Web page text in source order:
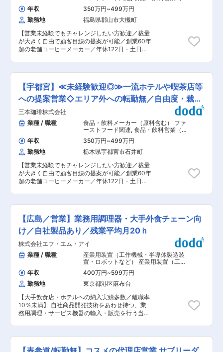
組み化を進めています。 ■同社の魅力 創業60年
以上の老舗コーヒーメーカーです。飲食店やカフ
ェ、ホテル、スーパー向けなど各種コーヒー豆の
製造・販売を中心に、商業施設向けの飲料自販機
の運営・管理、自社コーヒーを使用した直営カフ
ェやレストランなどの飲食事業など、多様な事業
す。 競合他社は価格で勝負をしている中、同社は
価格ではなくお客様のコンセプトに合った商品を
一番話を聞いてくれた」とお言葉をいただくこと
もあり、お客様からの信頼も非常に厚いです。更
なる成長に向けて一緒に進んでいける仲間を募集
しています。 変更の範囲：会社の定める業務
関係性を持ち、仲良くなると新出店や新メニュー
開発等で頼って頂くことも多く、非常に介在価値
の高い営業ができます。 ※その他、新規顧客開拓
などを行うメンバーもおり、営業スタイルに関し
ては自由度高い環境です。 ■担当顧客 アジアで
トップのレストラン、5つ星ホテル、個人経営の
喫茶店などのオーナー、料理長、仕入担当といっ
たお客様と商談を行います。 ■将来のキャリアパ
ですが、実力次第で最短2年で支店長をお任せす
るケースもあります。支店長として、通常の営業
も行いながら、メンバーの育成、営業所の売上管
理、営業戦略立案なども携われるやりがいのある
仕事です。 ■働き方 営業活動は平日のみ。土日
祝の出勤や電話はありません。お客様が使用する
注文システムのIT化など、各種業務の効率化・仕
組み化を進めています。 ■同社の魅力 創業60年
以上の老舗コーヒーメーカーです。飲食店やカフ
ェ、ホテル、スーパー向けなど各種コーヒー豆の
製造・販売を中心に、商業施設向けの飲料自販機
の運営・管理、自社コーヒーを使用した直営カフ
ェやレストランなどの飲食事業など、多様な事業
す。 競合他社は価格で勝負をしている中、同社は
価格ではなくお客様のコンセプトに合った商品を
一番話を聞いてくれた」とお言葉をいただくこと
もあり、お客様からの信頼も非常に厚いです。更
なる成長に向けて一緒に進んでいける仲間を募集
しています。 変更の範囲：会社の定める業務
内） 日用品・化粧品営業（国内）
年収 350万円~499万円
勤務地
福島県郡山市大槻町
【営業未経験でもチャレンジしたい方歓迎／裁量
が大きく自由で顧客目線の提案が可能／創業60年
超の老舗コーヒーメーカー／年休122日・土日祝
■業務内容 老舗コーヒーメーカーである当社の営
業兼配送担当として、ホテルや飲食店舗を中心に
自社製造の業務用コーヒーや仕入品の食材の提案
をお任せします。 ＜入社後お任せしたい業務＞
・既存顧客ニーズに基づいた提案営業 ・受注商品
の配送業務 ＜営業スタイル＞ 既存顧客を中心に
受注商品の配送を行いながら顧客へ提案活動を行
います。提案に制約はなく、新規商品の取り扱
い、コーヒーの切り替え提案など、顧客課題に合
わせた裁量をもった提案営業が可能です。 ■研修
／キャリア 入社後は当社の商品知識を覚えつつ、
受注商品の配送、顧客への提案活動に携わってい
ただきます。裁量があり自由な営業のため、自分
で考えることも多いですが、分からないことやや
りたいことを積極的に質問、相談すれば、親身に
なって返してくれる社風、先輩たちです。実力次
になります。 ■働き方 営業活動は平日のみ。土
日祝の出勤や電話はございません。注文はシステ
ムを通じて前日の16時までとお願いしており、各
種業務の効率化・仕組み化を進めています。 ■組
織風土／求める人物像 各社員のチャレンジ、アイ
ディアを応援し、歓迎するフランクな社風、組織
風土です。大きな裁量を持ちながら、良い意味で
自由に顧客目線で責任感をもって営業活動を行っ
ております。 「どんどんチャレンジしたい」「自
分で考えたことを実現したい、提案したい」「顧
客目線で様々な提案したい・課題解決したい」
「自由と責任を持ちながら仕事・営業がしたい」
などにピンときましたらぜひご応募ください！ ■
ホテル向けのコーヒーの製造、大手飲料メーカー
へ原材料提供なども行っている珈琲のプロフェッ
【宇都宮】≪未経験歓迎◎≫一流ホテルや喫茶店等
への提案営業◇エリア外への転勤無／自由度・裁量
◎
三本珈琲株式会社
業種 / 職種
食品・飲料メーカー（原料含む） ファ
ーストフード関連, 食品・飲料営業（国
内） 日用品・化粧品営業（国内）
年収 350万円~499万円
勤務地
栃木県宇都宮市石井町
【営業未経験でもチャレンジしたい方歓迎／裁量
が大きく自由で顧客目線の提案が可能／創業60年
超の老舗コーヒーメーカー／年休122日・土日祝
■業務内容 老舗コーヒーメーカーである当社の営
業兼配送担当として、ホテルや飲食店舗を中心に
自社製造の業務用コーヒーや仕入品の食材の提案
をお任せします。 ＜入社後お任せしたい業務＞
・既存顧客ニーズに基づいた提案営業 ・受注商品
の配送業務 ＜営業スタイル＞ 既存顧客を中心に
受注商品の配送を行いながら顧客へ提案活動を行
います。提案に制約はなく、新規商品の取り扱
い、コーヒーの切り替え提案など、顧客課題に合
わせた裁量をもった提案営業が可能です。 ■研修
／キャリア 入社後は当社の商品知識を覚えつつ、
受注商品の配送、顧客への提案活動に携わってい
ただきます。裁量があり自由な営業のため、自分
で考えることも多いですが、分からないことやや
りたいことを積極的に質問、相談すれば、親身に
なって返してくれる社風、先輩たちです。実力次
になります。 ■働き方 営業活動は平日のみ。土
【広島／営業】業務用調理器・大手外食チェーン向
け／自社製品あり／残業平均月20ｈ
株式会社エフ・エム・アイ
業種 / 職種
産業用装置（工作機械・半導体製造装
置・ロボットなど） 産業用装置（工作
機械・半導体製造装置・ロボットな
ど）, 装置・工作機械・産業機械営業
（国内） 日用品・化粧品営業（国内）
年収 400万円~599万円
勤務地
東京都港区麻布台
【大手飲食店・ホテルへの納入実績多数／離職率
10％未満】 自社商品開発技術をあわせ持つ、業
務用調理・サービス機器の輸入・販売を行う当社
ティング活動 ※担当テリトリー制で地域をお任せ
しております。 ■製品納入先： ドトールコーヒ